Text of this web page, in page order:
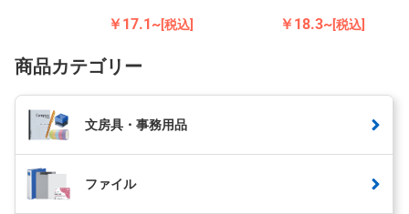
￥17.1~[税込] ￥18.3~[税込]
商品カテゴリー
文房具・事務用品
ファイル